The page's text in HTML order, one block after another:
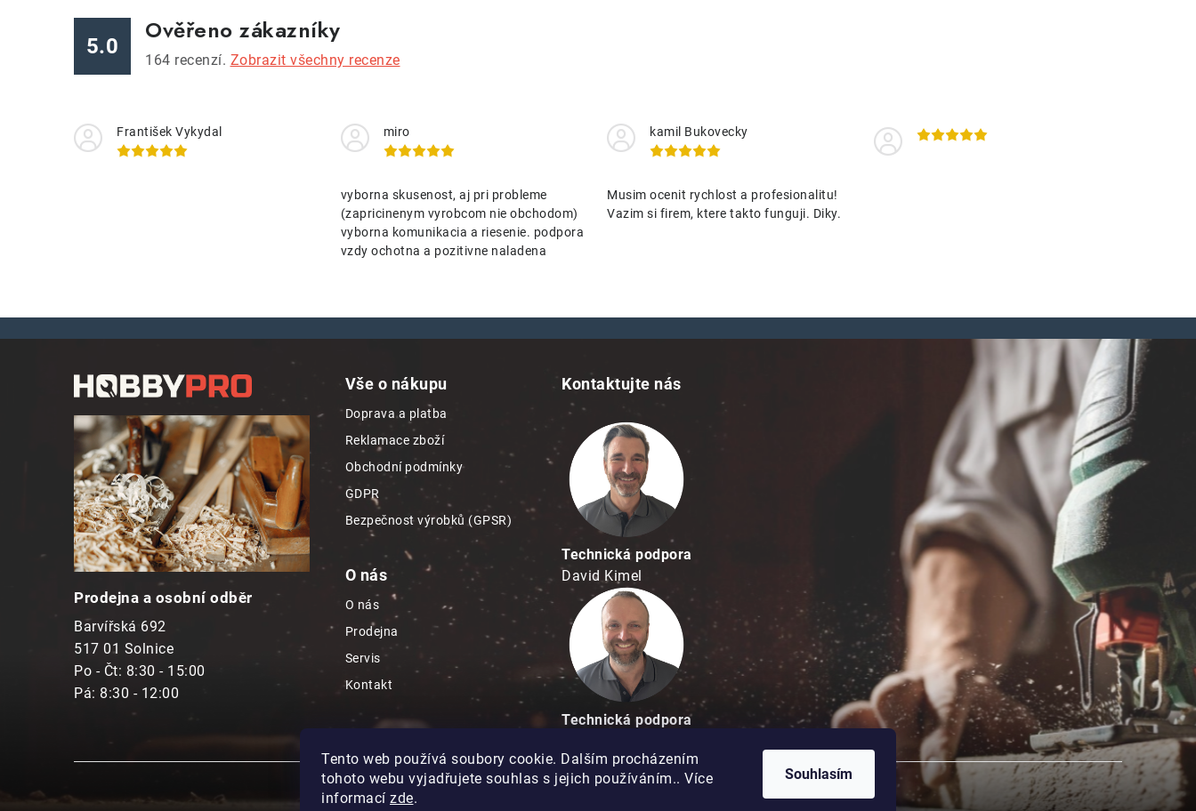
Tento web používá soubory cookie. Dalším procházením
tohoto webu vyjadřujete souhlas s jejich používáním.. Více
informací zde.
Souhlasím
5.0
Ověřeno zákazníky
164 recenzí. Zobrazit všechny recenze
František Vykydal miro
vyborna skusenost, aj pri probleme
(zapricinenym vyrobcom nie obchodom)
vyborna komunikacia a riesenie. podpora
vzdy ochotna a pozitivne naladena
kamil Bukovecky
Musim ocenit rychlost a profesionalitu!
Vazim si firem, ktere takto funguji. Diky.
Z
Prodejna a osobní odběr
Barvířská 692
517 01 Solnice
Po - Čt: 8:30 - 15:00
Pá: 8:30 - 12:00
Vše o nákupu
Doprava a platba
Reklamace zboží
Obchodní podmínky
GDPR
Bezpečnost výrobků (GPSR)
O nás
O nás
Prodejna
Servis
Kontakt
Kontaktujte nás
Technická podpora
David Kimel
Technická podpora